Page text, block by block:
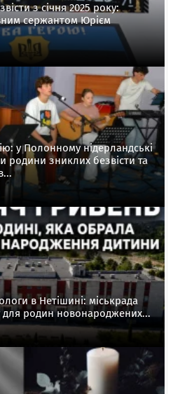
з січня 2025 року:
сержантом Юрієм
у Полонному нідерландські
родини зниклих безвісти та
в Нетішині: міськрада
для родин новонароджених...